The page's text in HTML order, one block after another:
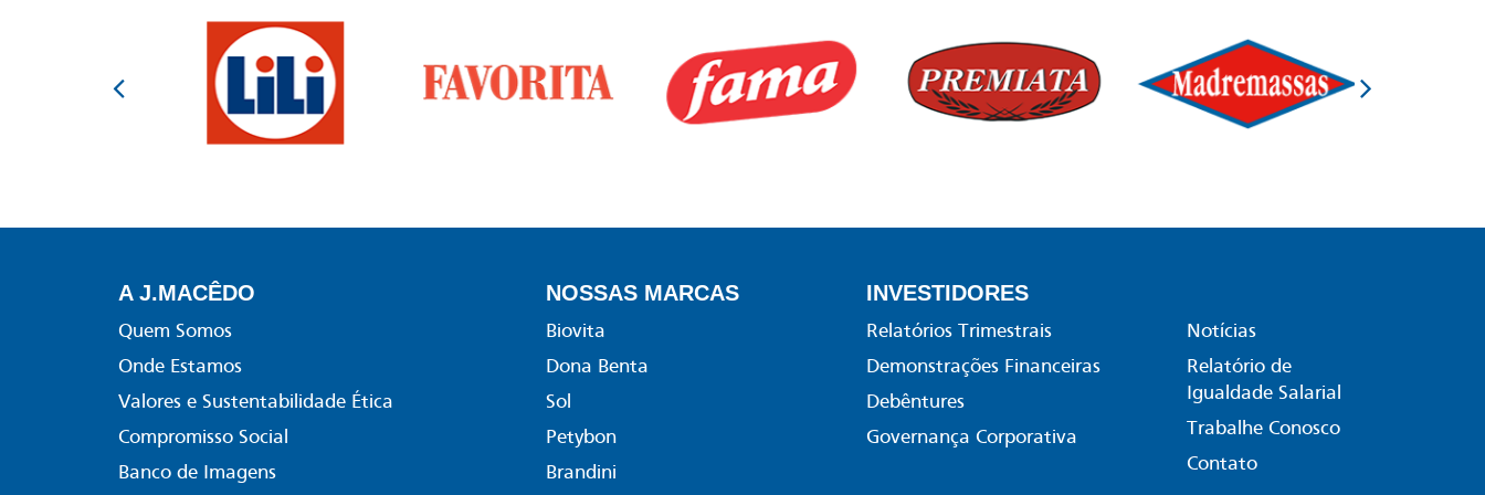
A J.MACÊDO
Quem Somos
Onde Estamos
Valores e Sustentabilidade Ética
Compromisso Social
Banco de Imagens
NOSSAS MARCAS
Biovita
Dona Benta
Sol
Petybon
Brandini
INVESTIDORES
Relatórios Trimestrais
Demonstrações Financeiras
Debêntures
Governança Corporativa
Notícias
Relatório de
Igualdade Salarial
Trabalhe Conosco
Contato